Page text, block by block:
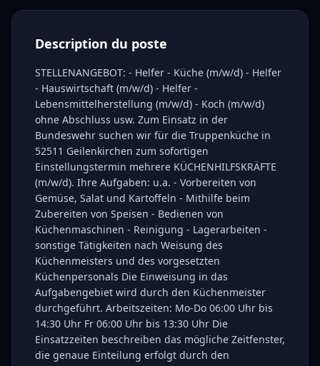
Description du poste
STELLENANGEBOT: - Helfer - Küche (m/w/d) - Helfer
- Hauswirtschaft (m/w/d) - Helfer -
Lebensmittelherstellung (m/w/d) - Koch (m/w/d)
ohne Abschluss usw. Zum Einsatz in der
Bundeswehr suchen wir für die Truppenküche in
52511 Geilenkirchen zum sofortigen
Einstellungstermin mehrere KÜCHENHILFSKRÄFTE
(m/w/d). Ihre Aufgaben: u.a. - Vorbereiten von
Gemüse, Salat und Kartoffeln - Mithilfe beim
Zubereiten von Speisen - Bedienen von
Küchenmaschinen - Reinigung - Lagerarbeiten -
sonstige Tätigkeiten nach Weisung des
Küchenmeisters und des vorgesetzten
Küchenpersonals Die Einweisung in das
Aufgabengebiet wird durch den Küchenmeister
durchgeführt. Arbeitszeiten: Mo-Do 06:00 Uhr bis
14:30 Uhr Fr 06:00 Uhr bis 13:30 Uhr Die
Einsatzzeiten beschreiben das mögliche Zeitfenster,
die genaue Einteilung erfolgt durch den